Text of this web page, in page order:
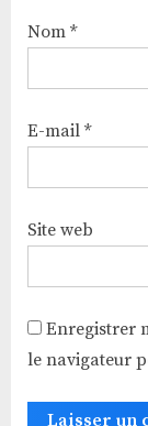
Nom *
E-mail *
Site web
Enregistrer
le navigateur